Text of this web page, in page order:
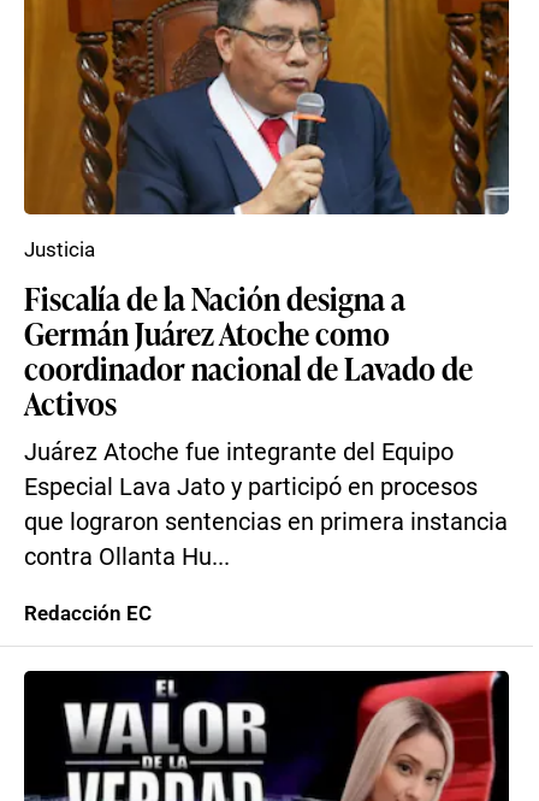
Fiscalía de la Nación designa a
Germán Juárez Atoche como
coordinador nacional de Lavado de
Activos
Juárez Atoche fue integrante del Equipo
Especial Lava Jato y participó en procesos
que lograron sentencias en primera instancia
contra Ollanta Hu...
Justicia
Redacción EC